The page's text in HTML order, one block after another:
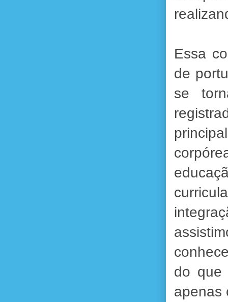
Essa
de
se
do que
apenas